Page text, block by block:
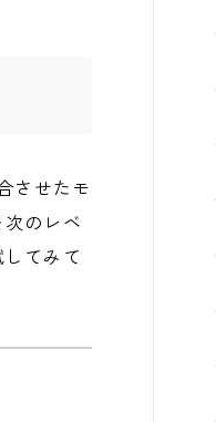
させたモ
のレベ
てみて